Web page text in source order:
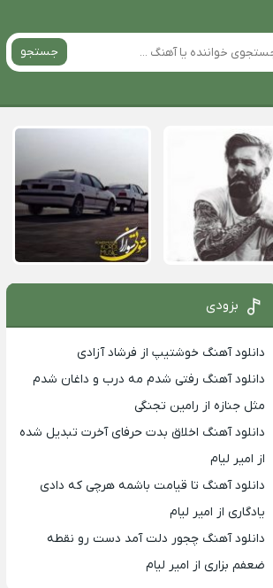
جستجو
بزودی
دانلود آهنگ خوشتیپ از فرشاد آزادی
دانلود آهنگ رفتی شدم مه درب و داغان شدم
مثل جنازه از رامین تجنگی
دانلود آهنگ اخلاق بدت حرفای آخرت تبدیل شده
از امیر لیام
دانلود آهنگ تا قیامت باشمه هرچی که دادی
یادگاری از امیر لیام
دانلود آهنگ چجور دلت آمد دست رو نقطه
ضعفم بزاری از امیر لیام